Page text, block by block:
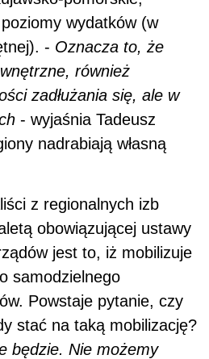
wydatków (w
- Oznacza to, że
również
zadłużania się, ale w
- wyjaśnia Tadeusz
nadrabiają własną
z regionalnych izb
obowiązującej ustawy
jest to, iż mobilizuje
samodzielnego
Powstaje pytanie, czy
stać na taką mobilizację?
będzie. Nie możemy